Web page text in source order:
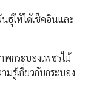
ธุ์ให้ได้เช็คอินและ
กระบองเพชรไม้
รู้เกี่ยวกับกระบอง